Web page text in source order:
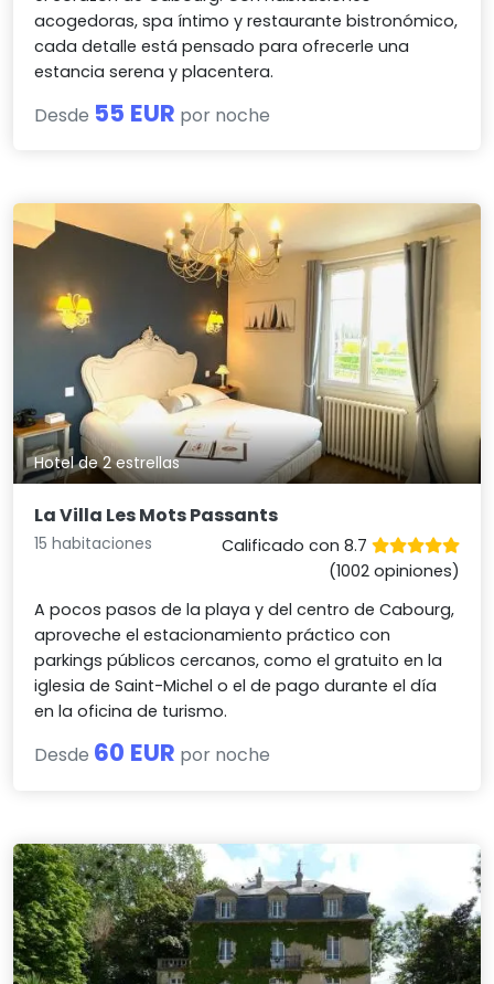
acogedoras, spa íntimo y restaurante bistronómico,
cada detalle está pensado para ofrecerle una
estancia serena y placentera.
Desde 55 EUR por noche
Hotel de 2 estrellas
La Villa Les Mots Passants
15 habitaciones
Calificado con 8.7
(1002 opiniones)
A pocos pasos de la playa y del centro de Cabourg,
aproveche el estacionamiento práctico con
parkings públicos cercanos, como el gratuito en la
iglesia de Saint-Michel o el de pago durante el día
en la oficina de turismo.
Desde 60 EUR por noche